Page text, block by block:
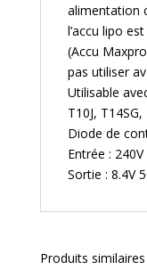
alimentation
l’accu lipo
(Accu
pas utiliser
Utilisable
T10J, T14SG,
Diode de
Entrée :
Sortie : 8.4V
Produits similaires